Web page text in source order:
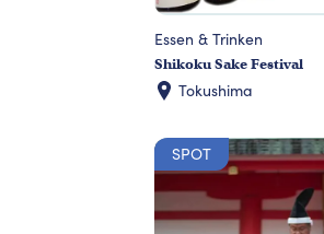
Essen & Trinken
Shikoku Sake Festival
Tokushima
SPOT